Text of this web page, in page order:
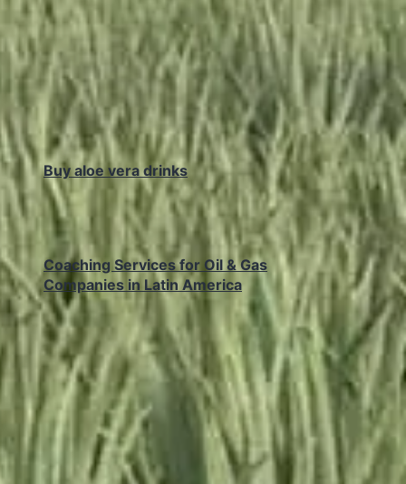
Buy aloe vera drinks
Coaching Services for Oil & Gas
Companies in Latin America